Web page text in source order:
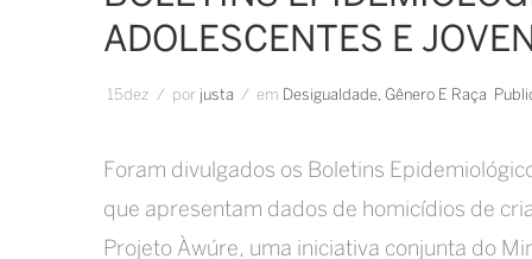
ADOLESCENTES E
15dez / por Justa / em Desigualdade, Gênero E Raça
Foram divulgados os Boletins
que apresentam dados de homicídios de
Projeto Àwúre, uma iniciativa conjunta do